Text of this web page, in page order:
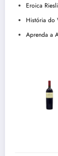
Eroica
História do
Aprenda a